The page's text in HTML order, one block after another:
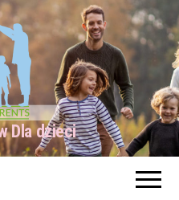
Dla dzieci